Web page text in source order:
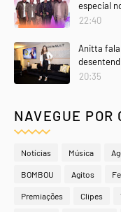
especial
22:40
Anitta fala
20:35
NAVEGUE POR
Notícias Música
BOMBOU Agitos
Premiações Clipes